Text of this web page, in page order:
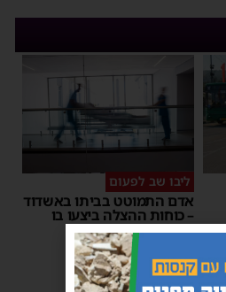
ליבו שב לפעום
אדם התמוטט בביתו באשדוד
– כוחות ההצלה ביצעו בו
פעולות החייאה
17:35